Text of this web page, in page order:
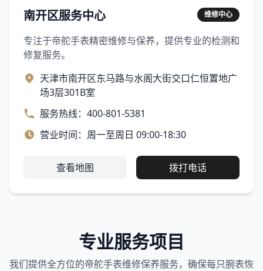
南开区服务中心 维修中心
专注于帝舵手表精密维修与保养，提供专业的检测和
修复服务。
天津市南开区东马路与水阁大街交口仁恒置地广
场3层301B室
服务热线：400-801-5381
营业时间：周一至周日 09:00-18:30
查看地图 拨打电话
专业服务项目
我们提供全方位的帝舵手表维修保养服务，确保每只腕表恢